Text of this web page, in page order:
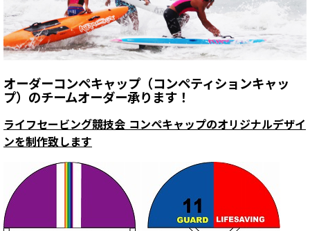
オーダーコンペキャップ（コンペティションキャッ
プ）のチームオーダー承ります！
ライフセービング競技会 コンペキャップのオリジナルデザイ
ンを制作致します